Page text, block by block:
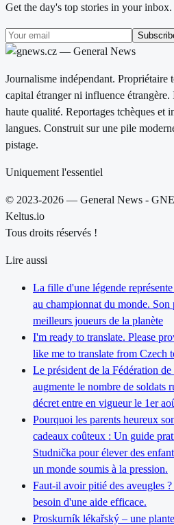
Get the day's top stories in your inbox.
Journalisme indépendant. Propriétaire
capital étranger ni influence
haute qualité. Reportages tchèques et
langues. Construit sur une pile
pistage.
Uniquement l'essentiel
© 2023-2026 — General News -
Keltus.io
Tous droits réservés !
Lire aussi
La fille d'une légende
au championnat du monde. Son
meilleurs joueurs de la planète
I'm ready to translate. Please
like me to translate from Czech
Le président de la Fédération
augmente le nombre de soldats
décret entre en vigueur le 1er
Pourquoi les parents heureux
cadeaux coûteux : Un guide
Studnička pour élever des
un monde soumis à la pression.
Faut-il avoir pitié des aveugles
besoin d'une aide efficace.
Proskurník lékařský – une